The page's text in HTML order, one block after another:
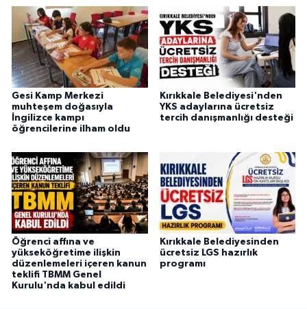
Gesi Kamp Merkezi
muhteşem doğasıyla
İngilizce kampı
öğrencilerine ilham oldu
Kırıkkale Belediyesi'nden
YKS adaylarına ücretsiz
tercih danışmanlığı desteği
Öğrenci affına ve
yükseköğretime ilişkin
düzenlemeleri içeren kanun
teklifi TBMM Genel
Kurulu'nda kabul edildi
Kırıkkale Belediyesinden
ücretsiz LGS hazırlık
programı